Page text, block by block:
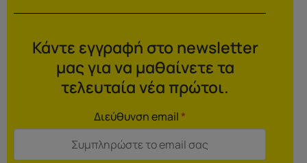
Κάντε εγγραφή στο newsletter
μας για να μαθαίνετε τα
τελευταία νέα πρώτοι.
Διεύθυνση email*